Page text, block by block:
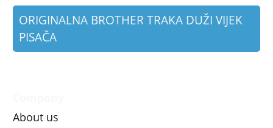
ORIGINALNA BROTHER TRAKA DUŽI VIJEK
PISAČA
About us